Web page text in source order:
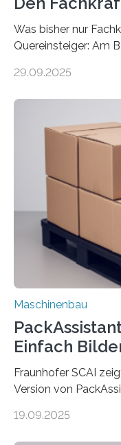
Was bisher nur
Quereinsteiger: Am
Mensch-Maschine-
Die zugrunde
anderen Maschinen
umzurüsten ist ein
Maschine faltet in
Landkarten und
Exemplare pro
Auftrag kann das
29.09.2025
Maschinenbau
Einfach
Fraunhofer SCAI
Version von
Automobil,
19.09.2025